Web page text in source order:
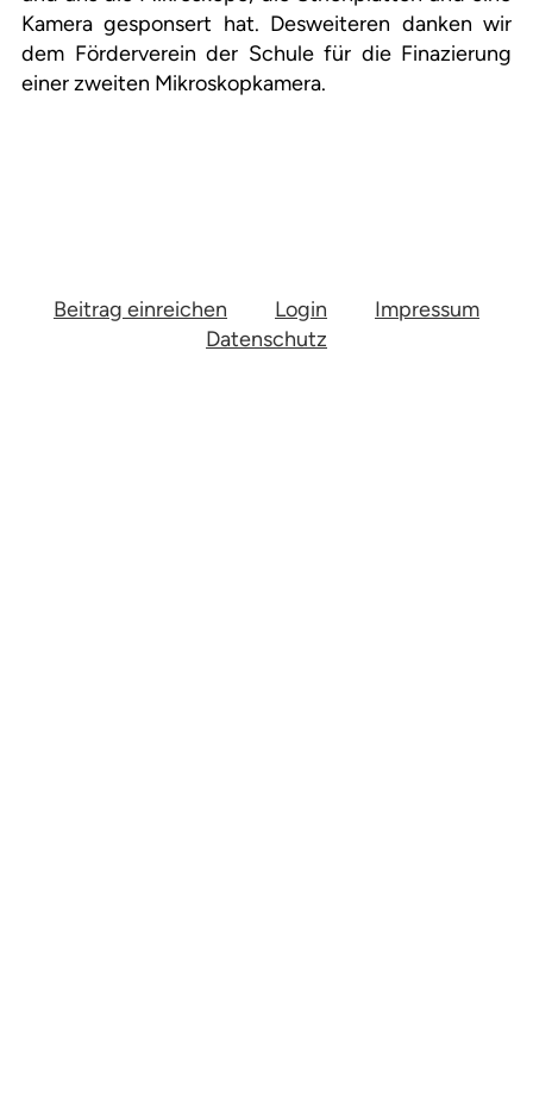
Kamera gesponsert hat. Desweiteren danken wir
dem Förderverein der Schule für die Finazierung
einer zweiten Mikroskopkamera.
Beitrag einreichen Login
Impressum
Datenschutz